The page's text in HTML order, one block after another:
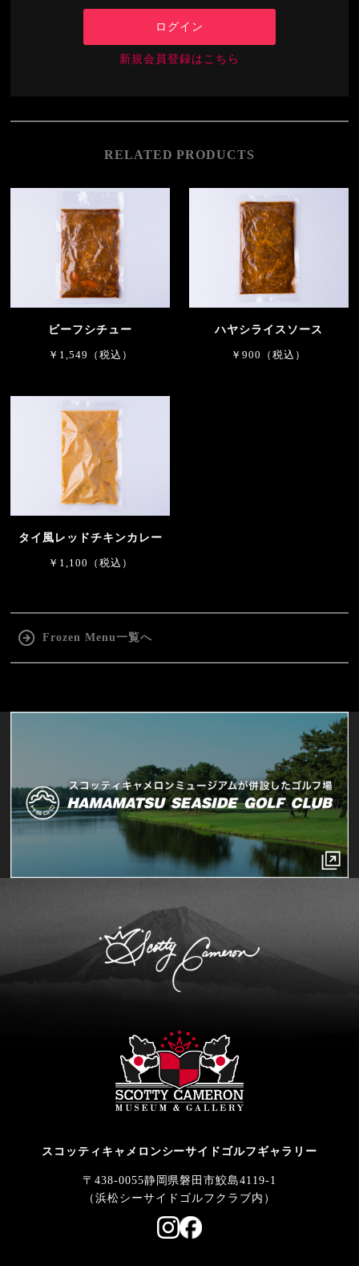
ログイン
新規会員登録はこちら
RELATED PRODUCTS
ビーフシチュー
￥1,549（税込）
ハヤシライスソース
￥900（税込）
タイ風レッドチキンカレー
￥1,100（税込）
Frozen Menu一覧へ
スコッティキャメロンシーサイドゴルフギャラリー
〒438-0055静岡県磐田市鮫島4119-1
（浜松シーサイドゴルフクラブ内）